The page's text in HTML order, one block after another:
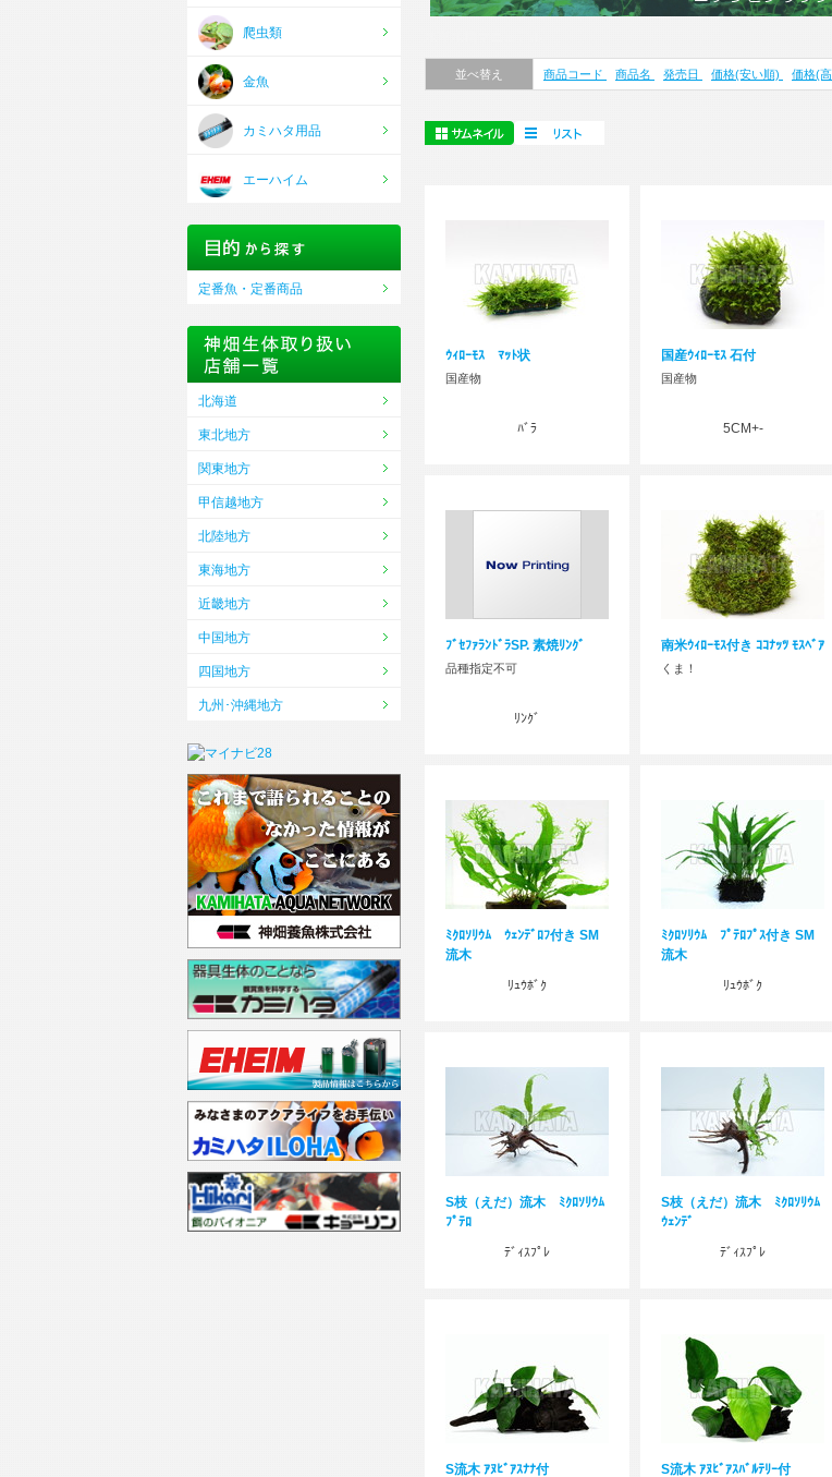
並べ替え 商品コード 商品名 発売日 価格(安い順) 価格(
ｳｨﾛｰﾓｽ ﾏｯﾄ状
国産物
ﾊﾞﾗ
国産ｳｨﾛｰﾓｽ 石付
国産物
5CM+-
ﾌﾞｾﾌｧﾗﾝﾄﾞﾗSP. 素焼ﾘﾝｸﾞ
品種指定不可
ﾘﾝｸﾞ
南米ｳｨﾛｰﾓｽ付き ｺｺﾅｯﾂ ﾓｽﾍﾞｱ
くま！
ﾐｸﾛｿﾘｳﾑ ｳｪﾝﾃﾞﾛﾌ付き SM
流木
ﾘｭｳﾎﾞｸ
ﾐｸﾛｿﾘｳﾑ ﾌﾟﾃﾛﾌﾟｽ付き SM
流木
ﾘｭｳﾎﾞｸ
S枝（えだ）流木 ﾐｸﾛｿﾘｳﾑ
ﾌﾟﾃﾛ
ﾃﾞｨｽﾌﾟﾚ
S枝（えだ）流木 ﾐｸﾛｿﾘｳﾑ
ｳｪﾝﾃﾞ
ﾃﾞｨｽﾌﾟﾚ
S流木 ｱﾇﾋﾞｱｽﾅﾅ付
S流木 ｱﾇﾋﾞｱｽﾊﾞﾙﾃﾘｰ付
爬虫類
金魚
カミハタ用品
エーハイム
定番魚・定番商品
北海道
東北地方
関東地方
甲信越地方
北陸地方
東海地方
近畿地方
中国地方
四国地方
九州･沖縄地方